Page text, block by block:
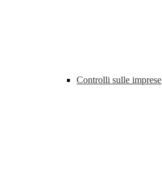
Controlli sulle imprese